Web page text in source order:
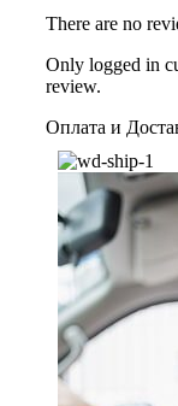
There are no
Only logged in
review.
Оплата и